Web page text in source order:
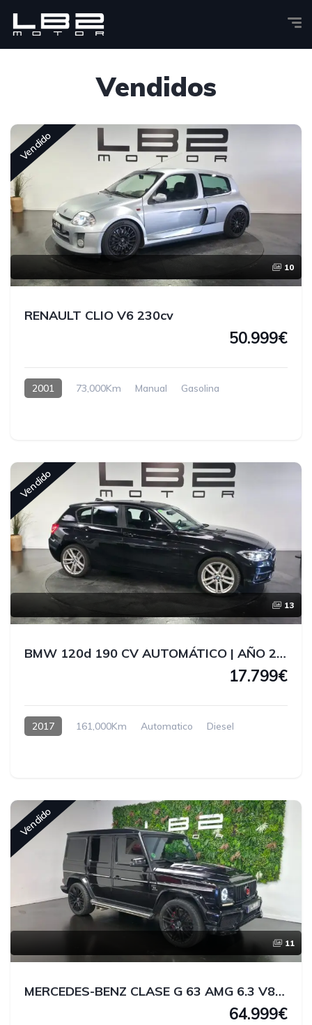
Vendidos
Vendido
10
RENAULT CLIO V6 230cv
50.999€
2001 73,000Km Manual Gasolina
Vendido
13
BMW 120d 190 CV AUTOMÁTICO | AÑO 2017
17.799€
2017 161,000Km Automatico Diesel
Vendido
11
MERCEDES-BENZ CLASE G 63 AMG 6.3 V8 BITURBO – 544 CV | KIT BRABUS
64.999€